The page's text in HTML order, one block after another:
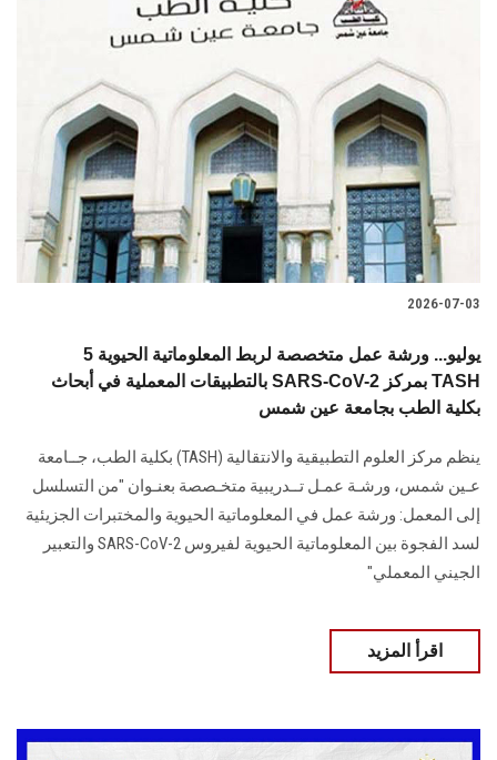
2026-07-03
5 يوليو... ورشة عمل متخصصة لربط المعلوماتية الحيوية
بالتطبيقات المعملية في أبحاث SARS-CoV-2 بمركز TASH
بكلية الطب بجامعة عين شمس
ينظم مركز العلوم التطبيقية والانتقالية (TASH) بكلية الطب، جــامعة
عـين شمس، ورشـة عمـل تــدريبية متخـصصة بعنـوان "من التسلسل
إلى المعمل: ورشة عمل في المعلوماتية الحيوية والمختبرات الجزيئية
لسد الفجوة بين المعلوماتية الحيوية لفيروس SARS-CoV-2 والتعبير
الجيني المعملي"
اقرأ المزيد